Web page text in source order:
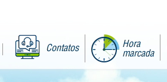
Contatos
Hora
marcada